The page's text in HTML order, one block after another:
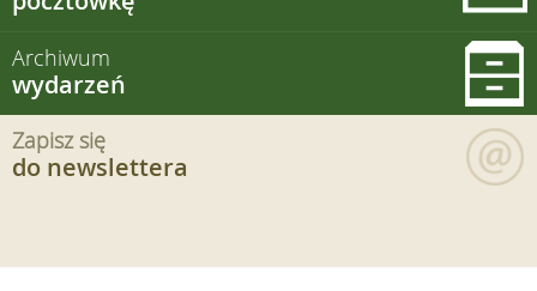
Archiwum
wydarzeń
Zapisz się
do newslettera